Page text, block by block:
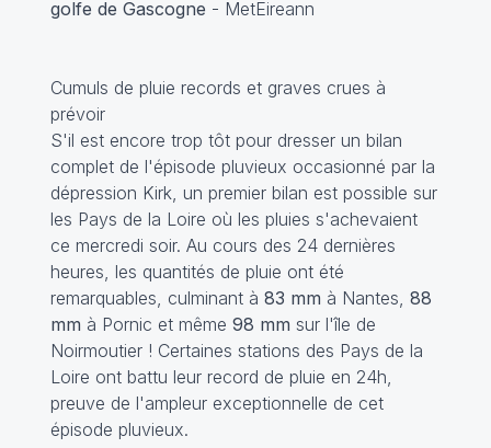
golfe de Gascogne - MetEireann
Cumuls de pluie records et graves crues à
prévoir
S'il est encore trop tôt pour dresser un bilan
complet de l'épisode pluvieux occasionné par la
dépression Kirk, un premier bilan est possible sur
les Pays de la Loire où les pluies s'achevaient
ce mercredi soir. Au cours des 24 dernières
heures, les quantités de pluie ont été
remarquables, culminant à 83 mm à Nantes, 88
mm à Pornic et même 98 mm sur l'île de
Noirmoutier ! Certaines stations des Pays de la
Loire ont battu leur record de pluie en 24h,
preuve de l'ampleur exceptionnelle de cet
épisode pluvieux.